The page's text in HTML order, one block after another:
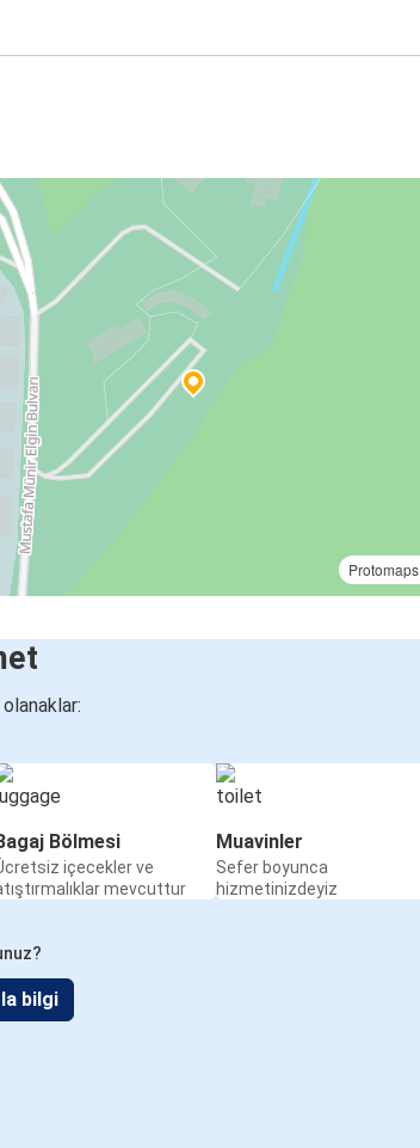
Protomaps
Bölmesi
içecekler ve
mevcuttur
Muavinler
Sefer boyunca
hizmetinizdeyiz
bilgi